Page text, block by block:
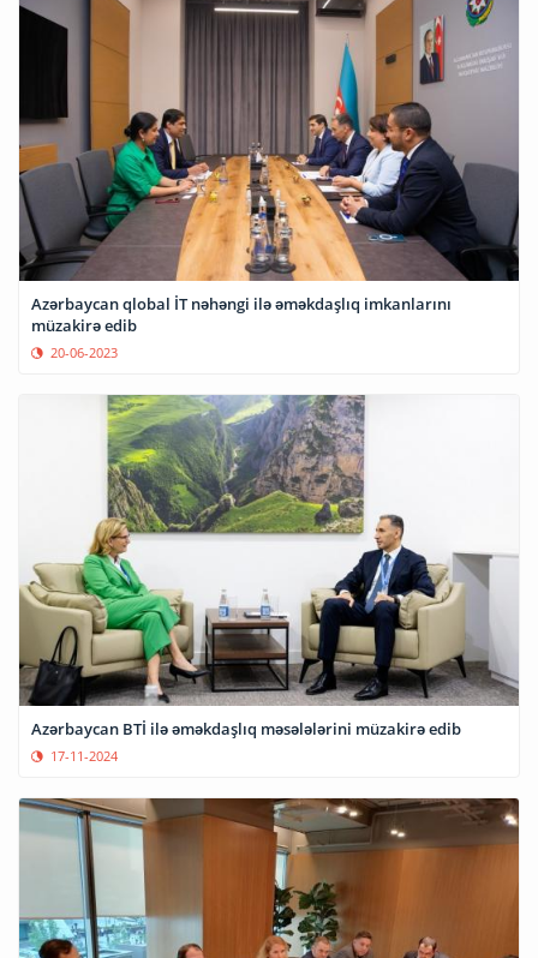
Azərbaycan qlobal İT nəhəngi ilə əməkdaşlıq imkanlarını
müzakirə edib
20-06-2023
Azərbaycan BTİ ilə əməkdaşlıq məsələlərini müzakirə edib
17-11-2024